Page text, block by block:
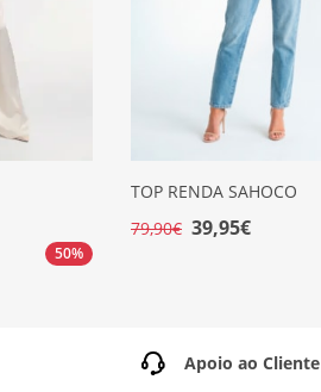
50%
TOP RENDA SAHOCO
79,90€ 39,95€
Apoio ao Cliente